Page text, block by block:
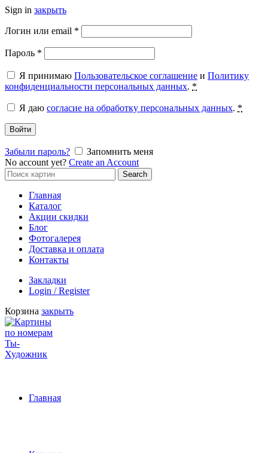
Sign in закрыть
Логин или email *
Пароль *
Я принимаю Пользовательское соглашение и Политику
конфиденциальности персональных данных. *
Я даю согласие на обработку персональных данных. *
Войти
Забыли пароль?
Запомнить меня
No account yet? Create an Account
Search
for:
Search
Главная
Каталог
Акции скидки
Блог
Фотогалерея
Доставка и оплата
Контакты
Закладки
Login / Register
Корзина закрыть
Главная